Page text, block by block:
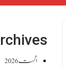
اگست 2026